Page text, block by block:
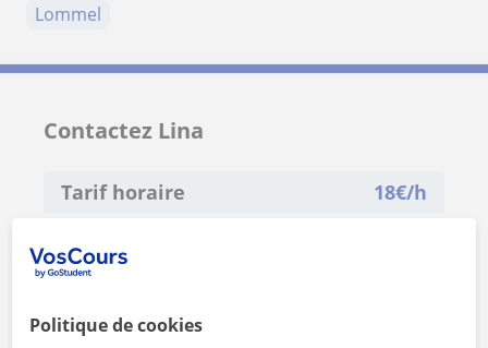
Lommel
Contactez Lina
Tarif horaire 18€/h
1er cours offert
Politique de cookies